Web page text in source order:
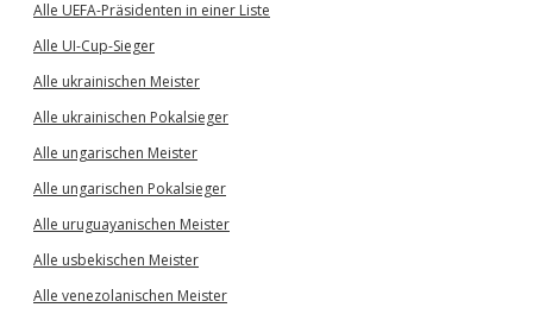
Alle UEFA-Präsidenten in einer Liste
Alle UI-Cup-Sieger
Alle ukrainischen Meister
Alle ukrainischen Pokalsieger
Alle ungarischen Meister
Alle ungarischen Pokalsieger
Alle uruguayanischen Meister
Alle usbekischen Meister
Alle venezolanischen Meister